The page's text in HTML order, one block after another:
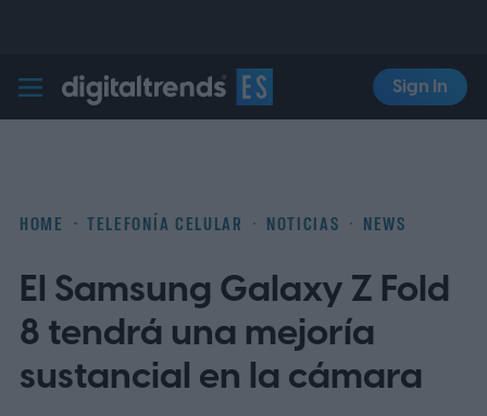
Digital Trends Español
Sign In
HOME TELEFONÍA CELULAR NOTICIAS NEWS
El Samsung Galaxy Z Fold
8 tendrá una mejoría
sustancial en la cámara